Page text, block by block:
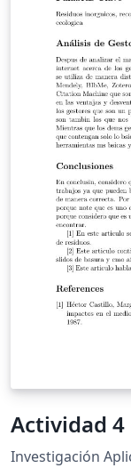
Actividad 4
Investigación